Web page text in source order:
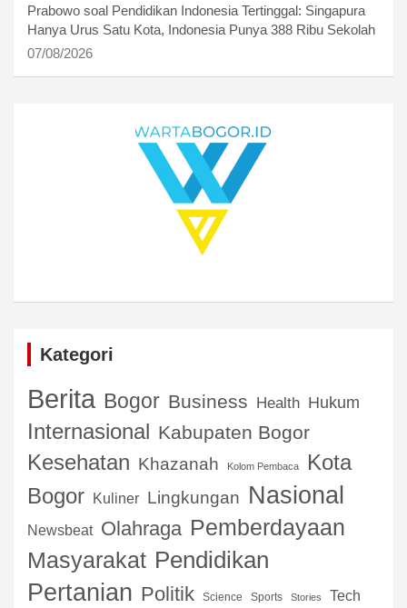
Prabowo soal Pendidikan Indonesia Tertinggal: Singapura
Hanya Urus Satu Kota, Indonesia Punya 388 Ribu Sekolah
07/08/2026
Kategori
Berita Bogor Business Health Hukum
Internasional Kabupaten Bogor
Kesehatan Khazanah Kolom Pembaca
Kota
Bogor
Kuliner Lingkungan Nasional
Newsbeat Olahraga Pemberdayaan
Masyarakat Pendidikan
Pertanian Politik Science Sports Stories Tech